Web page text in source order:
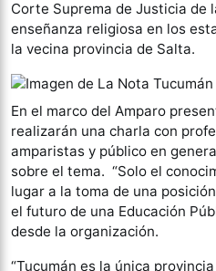
Corte Suprema de Justicia de
enseñanza religiosa en los
la vecina provincia de Salta.
En el marco del Amparo
realizarán una charla con
amparistas y público en
sobre el tema. “Solo el
lugar a la toma de una
el futuro de una Educación
desde la organización.
“Tucumán es la única